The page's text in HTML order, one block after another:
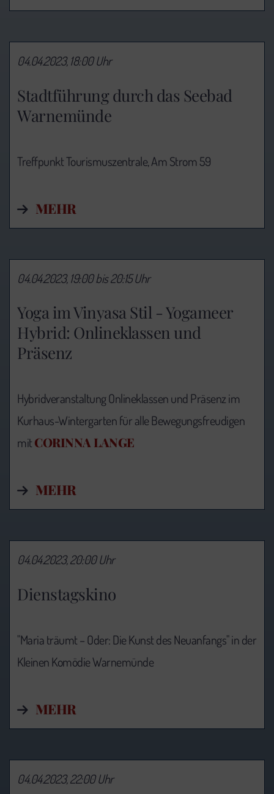
Stadtführung durch das Seebad
Warnemünde
04.04.2023, 18:00 Uhr
Treffpunkt Tourismuszentrale, Am Strom 59
MEHR
Yoga im Vinyasa Stil - Yogameer
Hybrid: Onlineklassen und
Präsenz
04.04.2023, 19:00 bis 20:15 Uhr
Hybridveranstaltung Onlineklassen und Präsenz im
Kurhaus-Wintergarten für alle Bewegungsfreudigen
mitCORINNA LANGE
MEHR
Dienstagskino
04.04.2023, 20:00 Uhr
"Maria träumt – Oder: Die Kunst des Neuanfangs" in der
Kleinen Komödie Warnemünde
MEHR
04.04.2023, 22:00 Uhr